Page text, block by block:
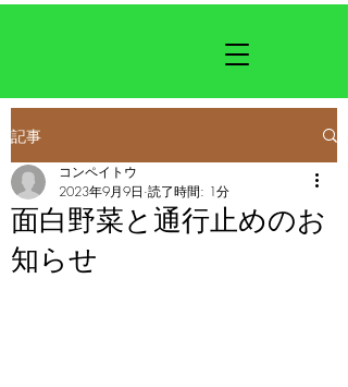
記事
面白野菜と通行止めのお
知らせ
コンペイトウ
2023年9月9日 読了時間: 1分